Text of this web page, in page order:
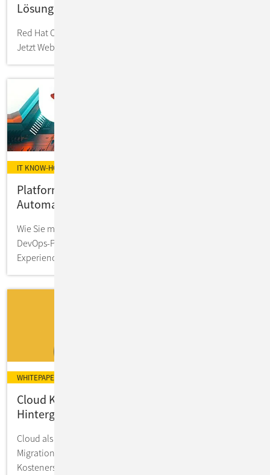
Lösungen
Red Hat OpenShift Virtualization und SUSE Virtualization:
Jetzt Webcast-Aufzeichnung ansehen!
IT KNOW-HOW
Platform Engineering mit Ansible als
Automatisierungs-Framework
Wie Sie mit moderner Plattformstrategie & Ansible Ihre
DevOps-Prozesse automatisieren und die Developer
Experience auf ein neues Level heben.
WHITEPAPER
Cloud Kostenanalyse: Experten-Tipps &
Hintergrundwissen zum Download
Cloud als Mode oder Kostenschoner - macht eine
Migration Sinn? So evaluieren Sie mögliche
Kostenersparnisse in Ihrer IT.